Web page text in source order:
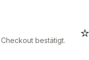
bestätigt.
⭐